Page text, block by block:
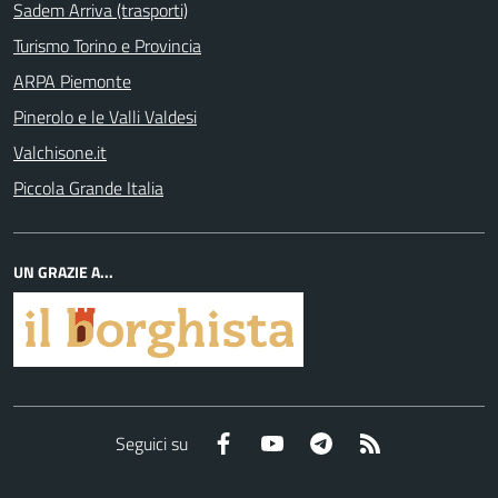
Sadem Arriva (trasporti)
Turismo Torino e Provincia
ARPA Piemonte
Pinerolo e le Valli Valdesi
Valchisone.it
Piccola Grande Italia
UN GRAZIE A...
Seguici su Facebook YouTube Telegram